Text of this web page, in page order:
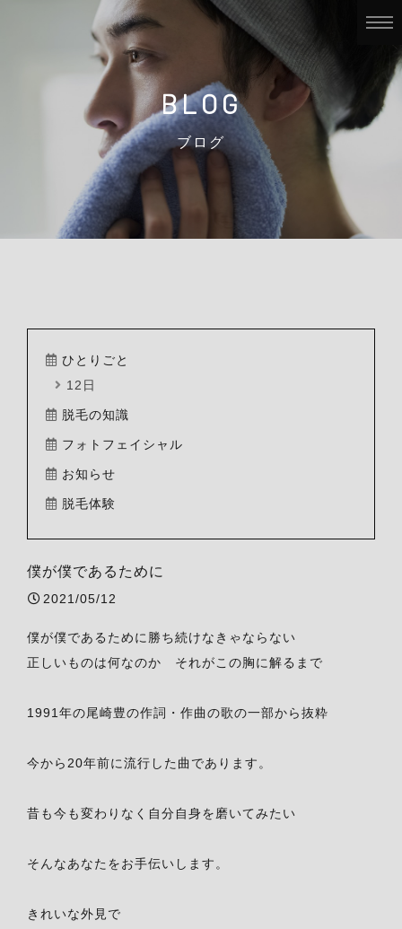
BLOG
ブログ
ひとりごと
12日
脱毛の知識
フォトフェイシャル
お知らせ
脱毛体験
僕が僕であるために
2021/05/12
僕が僕であるために勝ち続けなきゃならない
正しいものは何なのか それがこの胸に解るまで
1991年の尾崎豊の作詞・作曲の歌の一部から抜粋
今から20年前に流行した曲であります。
昔も今も変わりなく自分自身を磨いてみたい
そんなあなたをお手伝いします。
きれいな外見で